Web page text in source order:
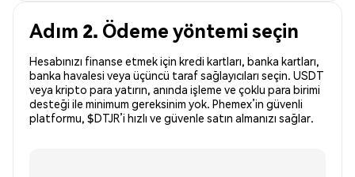
Adım 2. Ödeme yöntemi seçin
Hesabınızı finanse etmek için kredi kartları, banka kartları,
banka havalesi veya üçüncü taraf sağlayıcıları seçin. USDT
veya kripto para yatırın, anında işleme ve çoklu para birimi
desteği ile minimum gereksinim yok. Phemex’in güvenli
platformu, $DTJR’i hızlı ve güvenle satın almanızı sağlar.